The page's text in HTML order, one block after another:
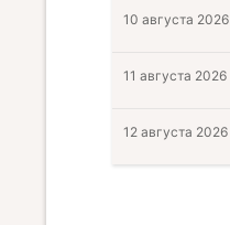
10 августа 2026
11 августа 2026
12 августа 2026